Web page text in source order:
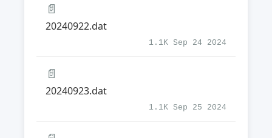
📄
20240922.dat
1.1K Sep 24 2024
📄
20240923.dat
1.1K Sep 25 2024